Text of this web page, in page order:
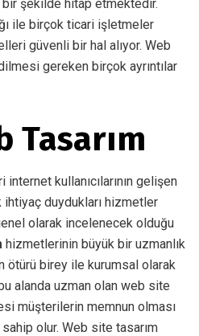
şekilde hitap etmektedir.
ile birçok ticari işletmeler
güvenli bir hal alıyor. Web
gereken birçok ayrıntılar
Tasarım
kullanıcılarının gelişen
duydukları hizmetler
olarak incelenecek olduğu
hizmetlerinin büyük bir uzmanlık
ötürü birey ile kurumsal olarak
alanda uzman olan web site
müşterilerin memnun olması
olur. Web site tasarım